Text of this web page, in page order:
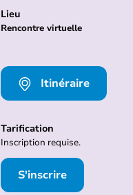
Lieu
Rencontre virtuelle
Itinéraire
Tarification
Inscription requise.
S'inscrire